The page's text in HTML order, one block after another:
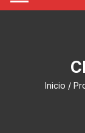
Inicio /